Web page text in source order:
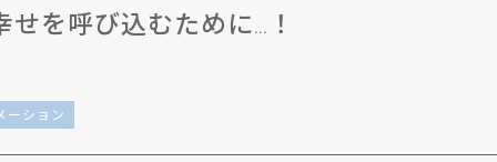
を呼び込むために…！
ーション